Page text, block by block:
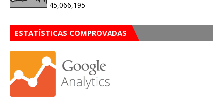
45,066,195
ESTATÍSTICAS COMPROVADAS